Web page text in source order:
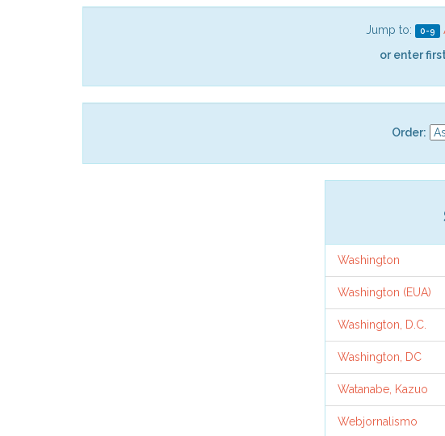
Jump to: 0-9
or enter
Order:
Washington
Washington (EUA)
Washington, D.C.
Washington, DC
Watanabe, Kazuo
Webjornalismo